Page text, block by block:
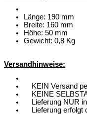
Länge: 190 mm
Breite: 160 mm
Höhe: 50 mm
Gewicht: 0,8 Kg
Versandhinweise:
KEIN Versand
KEINE
Lieferung NUR
Lieferung erfolgt